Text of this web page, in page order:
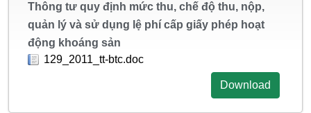
Thông tư quy định mức thu, chế độ thu, nộp,
quản lý và sử dụng lệ phí cấp giấy phép hoạt
động khoáng sản
129_2011_tt-btc.doc
Download